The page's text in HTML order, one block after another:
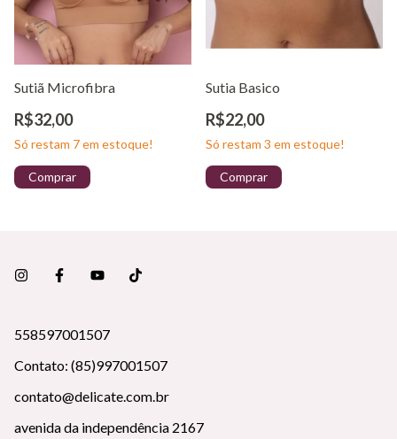
Sutiã Microfibra
R$32,00
Só restam 7em estoque!
Comprar
Sutia Basico
R$22,00
Só restam 3 em estoque!
Comprar
558597001507
Contato: (85)997001507
contato@delicate.com.br
avenida da independência 2167